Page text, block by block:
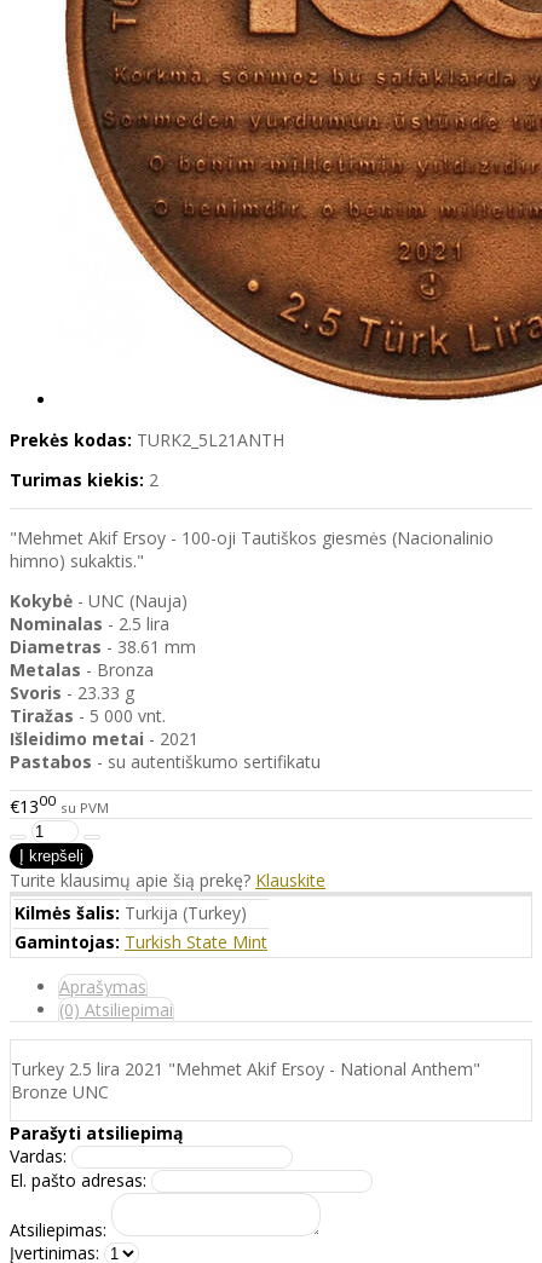
Prekės kodas: TURK2_5L21ANTH
Turimas kiekis: 2
"Mehmet Akif Ersoy - 100-oji Tautiškos giesmės (Nacionalinio
himno) sukaktis."
Kokybė - UNC (Nauja)
Nominalas - 2.5 lira
Diametras - 38.61 mm
Metalas - Bronza
Svoris - 23.33 g
Tiražas - 5 000 vnt.
Išleidimo metai - 2021
Pastabos - su autentiškumo sertifikatu
€1300 su PVM
Turite klausimų apie šią prekę? Klauskite
Kilmės šalis: Turkija (Turkey)
Gamintojas: Turkish State Mint
Aprašymas
(0) Atsiliepimai
Turkey 2.5 lira 2021 "Mehmet Akif Ersoy - National Anthem"
Bronze UNC
Parašyti atsiliepimą
Vardas:
El. pašto adresas:
Atsiliepimas:
Įvertinimas: